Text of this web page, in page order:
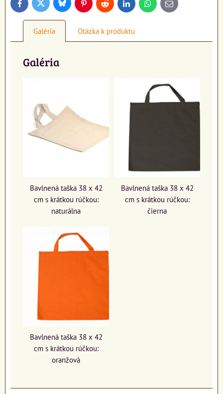
FacebookTwitter BlueskyPinterestReddit LinkedInWhatsApp
E-
mail
Galéria Otázka k produktu
Galéria
Bavlnená taška 38 x 42
cm s krátkou rúčkou:
naturálna
Bavlnená taška 38 x 42
cm s krátkou rúčkou:
čierna
Bavlnená taška 38 x 42
cm s krátkou rúčkou:
oranžová